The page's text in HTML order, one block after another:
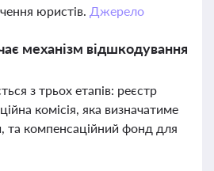
юристів. Джерело
механізм відшкодування
з трьох етапів: реєстр
комісія, яка визначатиме
та компенсаційний фонд для